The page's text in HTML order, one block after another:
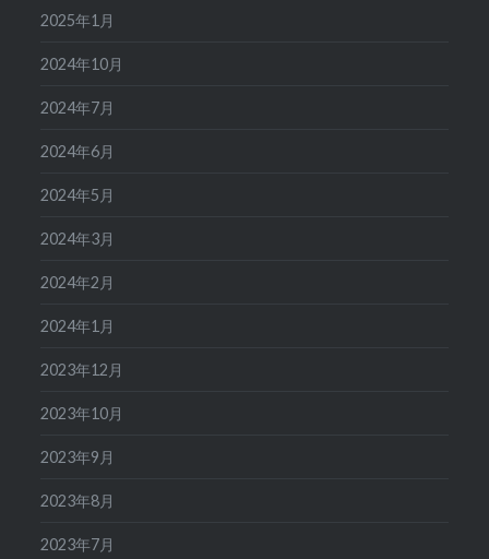
2025年1月
2024年10月
2024年7月
2024年6月
2024年5月
2024年3月
2024年2月
2024年1月
2023年12月
2023年10月
2023年9月
2023年8月
2023年7月